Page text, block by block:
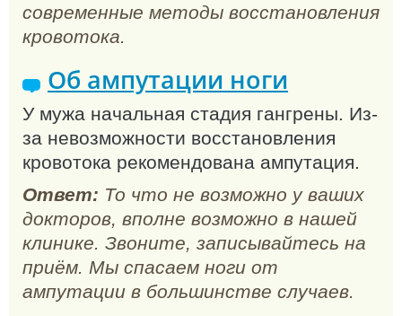
современные методы восстановления
кровотока.
Об ампутации ноги
У мужа начальная стадия гангрены. Из-
за невозможности восстановления
кровотока рекомендована ампутация.
Ответ: То что не возможно у ваших
докторов, вполне возможно в нашей
клинике. Звоните, записывайтесь на
приём. Мы спасаем ноги от
ампутации в большинстве случаев.